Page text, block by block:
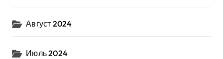
Август 2024
Июль 2024